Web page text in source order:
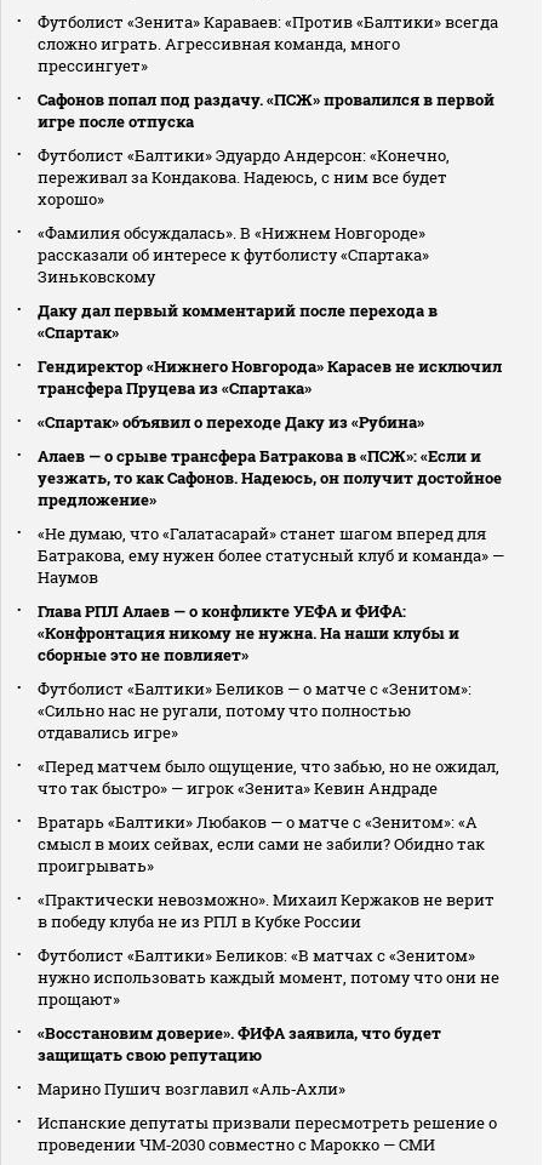
Футболист «Зенита» Караваев: «Против «Балтики» всегда
сложно играть. Агрессивная команда, много
прессингует»
Сафонов попал под раздачу. «ПСЖ» провалился в первой
игре после отпуска
Футболист «Балтики» Эдуардо Андерсон: «Конечно,
переживал за Кондакова. Надеюсь, с ним все будет
хорошо»
«Фамилия обсуждалась». В «Нижнем Новгороде»
рассказали об интересе к футболисту «Спартака»
Зиньковскому
Даку дал первый комментарий после перехода в
«Спартак»
Гендиректор «Нижнего Новгорода» Карасев не исключил
трансфера Пруцева из «Спартака»
«Спартак» объявил о переходе Даку из «Рубина»
Алаев — о срыве трансфера Батракова в «ПСЖ»: «Если и
уезжать, то как Сафонов. Надеюсь, он получит достойное
предложение»
«Не думаю, что «Галатасарай» станет шагом вперед для
Батракова, ему нужен более статусный клуб и команда» —
Наумов
Глава РПЛ Алаев — о конфликте УЕФА и ФИФА:
«Конфронтация никому не нужна. На наши клубы и
сборные это не повлияет»
Футболист «Балтики» Беликов — о матче с «Зенитом»:
«Сильно нас не ругали, потому что полностью
отдавались игре»
«Перед матчем было ощущение, что забью, но не ожидал,
что так быстро» — игрок «Зенита» Кевин Андраде
Вратарь «Балтики» Любаков — о матче с «Зенитом»: «А
смысл в моих сейвах, если сами не забили? Обидно так
проигрывать»
«Практически невозможно». Михаил Кержаков не верит
в победу клуба не из РПЛ в Кубке России
Футболист «Балтики» Беликов: «В матчах с «Зенитом»
нужно использовать каждый момент, потому что они не
прощают»
«Восстановим доверие». ФИФА заявила, что будет
защищать свою репутацию
Марино Пушич возглавил «Аль‑Ахли»
Испанские депутаты призвали пересмотреть решение о
проведении ЧМ‑2030 совместно с Марокко — СМИ